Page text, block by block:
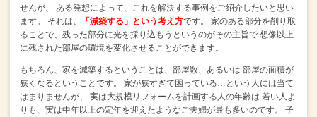
せんが、
ある発想によって、これを解決する事例をご紹介したいと思い
ます。
それは、 「減築する」という考え方です。
家のある部分を削り取
ることで、残った部分に光を採り込もうというのがその主旨で 想像以上
に残された部屋の環境を変化させることができます。
もちろん、家を減築するということは、部屋数、あるいは 部屋の面積が
狭くなるということです。
家が狭すぎて困っている…という人には当て
はまりませんが、
実は大規模リフォームを計画する人の年齢は 若い人よ
りも、実は中年以上の定年を迎えたようなご夫婦が最も多いのです。
子